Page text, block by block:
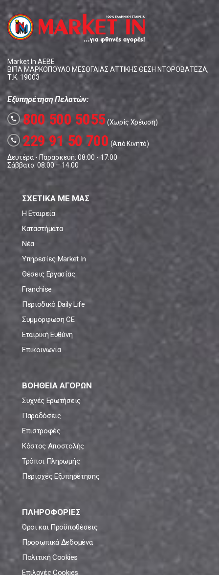
Market In ΑΕΒΕ
ΒΙΠΑ ΜΑΡΚΟΠΟΥΛΟ ΜΕΣΟΓΑΙΑΣ ΑΤΤΙΚΗΣ ΘΕΣΗ ΝΤΟΡΟΒΑΤΕΖΑ,
Τ.Κ. 19003
Εξυπηρέτηση Πελατών:
call 800 500 5055(Χωρίς Χρέωση)
call 229 91 50 700 (Από Κινητό)
Δευτέρα - Παρασκευή: 08:00 - 17:00
Σάββατο: 08:00 – 14:00
ΣΧΕΤΙΚΑ ΜΕ ΜΑΣ
Η Εταιρεία
Καταστήματα
Νέα
Υπηρεσίες Market In
Θέσεις Εργασίας
Franchise
Περιοδικό Daily Life
Συμμόρφωση CE
Εταιρική Ευθύνη
Επικοινωνία
ΒΟΗΘΕΙΑ ΑΓΟΡΩΝ
Συχνές Ερωτήσεις
Παραδόσεις
Επιστροφές
Κόστος Αποστολής
Τρόποι Πληρωμής
Περιοχές Εξυπηρέτησης
ΠΛΗΡΟΦΟΡΙΕΣ
Όροι και Προϋποθέσεις
Προσωπικά Δεδομένα
Πολιτική Cookies
Επιλογές Cookies